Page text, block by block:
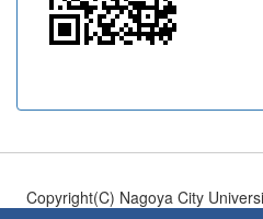
Copyright(C) Nagoya City